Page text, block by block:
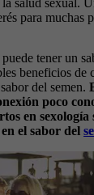
salud sexual.
para muchas
tener un
beneficios de
del semen.
poco
en sexología
el sabor del